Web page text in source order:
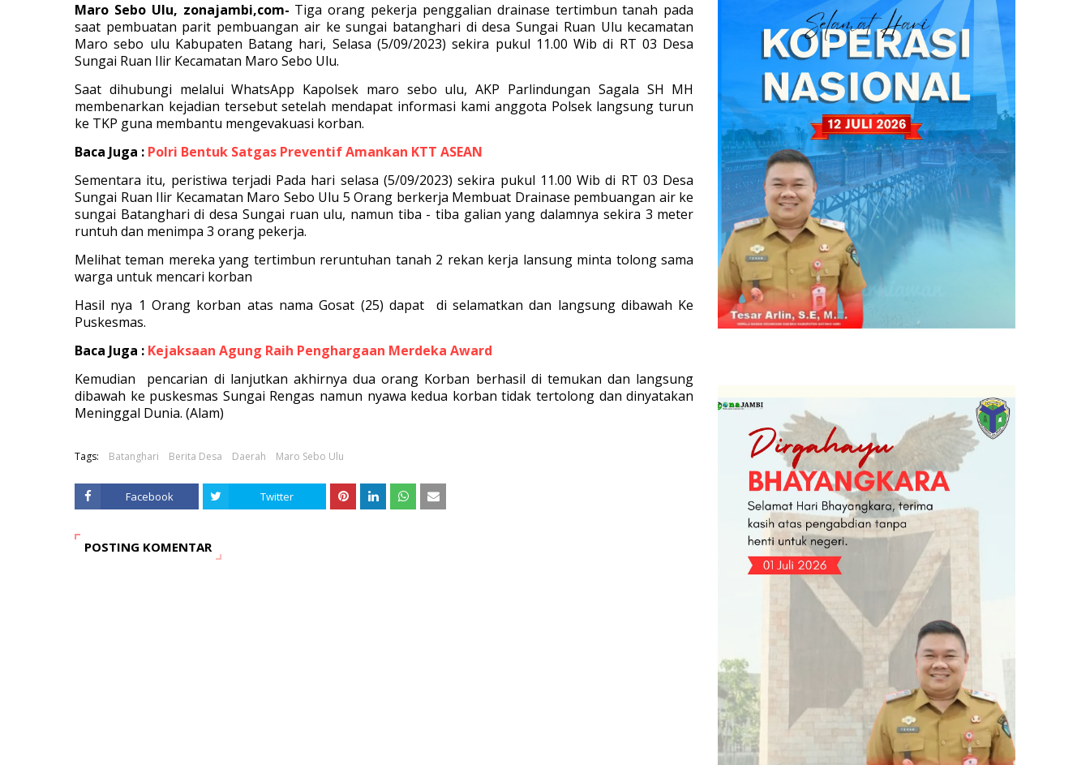
Maro Sebo Ulu, zonajambi,com- Tiga orang pekerja penggalian drainase tertimbun tanah pada
saat pembuatan parit pembuangan air ke sungai batanghari di desa Sungai Ruan Ulu kecamatan
Maro sebo ulu Kabupaten Batang hari, Selasa (5/09/2023) sekira pukul 11.00 Wib di RT 03 Desa
Sungai Ruan Ilir Kecamatan Maro Sebo Ulu.
Saat dihubungi melalui WhatsApp Kapolsek maro sebo ulu, AKP Parlindungan Sagala SH MH
membenarkan kejadian tersebut setelah mendapat informasi kami anggota Polsek langsung turun
ke TKP guna membantu mengevakuasi korban.
Baca Juga : Polri Bentuk Satgas Preventif Amankan KTT ASEAN
Sementara itu, peristiwa terjadi Pada hari selasa (5/09/2023) sekira pukul 11.00 Wib di RT 03 Desa
Sungai Ruan Ilir Kecamatan Maro Sebo Ulu 5 Orang berkerja Membuat Drainase pembuangan air ke
sungai Batanghari di desa Sungai ruan ulu, namun tiba - tiba galian yang dalamnya sekira 3 meter
runtuh dan menimpa 3 orang pekerja.
Melihat teman mereka yang tertimbun reruntuhan tanah 2 rekan kerja lansung minta tolong sama
warga untuk mencari korban
Hasil nya 1 Orang korban atas nama Gosat (25) dapat di selamatkan dan langsung dibawah Ke
Puskesmas.
Baca Juga : Kejaksaan Agung Raih Penghargaan Merdeka Award
Kemudian pencarian di lanjutkan akhirnya dua orang Korban berhasil di temukan dan langsung
dibawah ke puskesmas Sungai Rengas namun nyawa kedua korban tidak tertolong dan dinyatakan
Meninggal Dunia. (Alam)
Tags: Batanghari Berita Desa Daerah Maro Sebo Ulu
Facebook Twitter
POSTING KOMENTAR